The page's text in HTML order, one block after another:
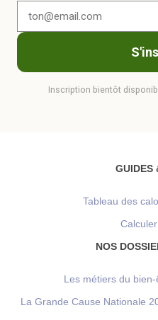
Inscription bientôt
GUIDES
Tableau des
NOS
Les métiers du
La Grande Cause Nationale